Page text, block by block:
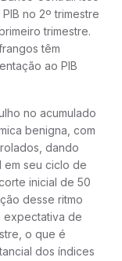
no 2º trimestre
trimestre.
têm
ao PIB
no acumulado
benigna, com
dando
em seu ciclo de
inicial de 50
desse ritmo
expectativa de
o que é
dos índices